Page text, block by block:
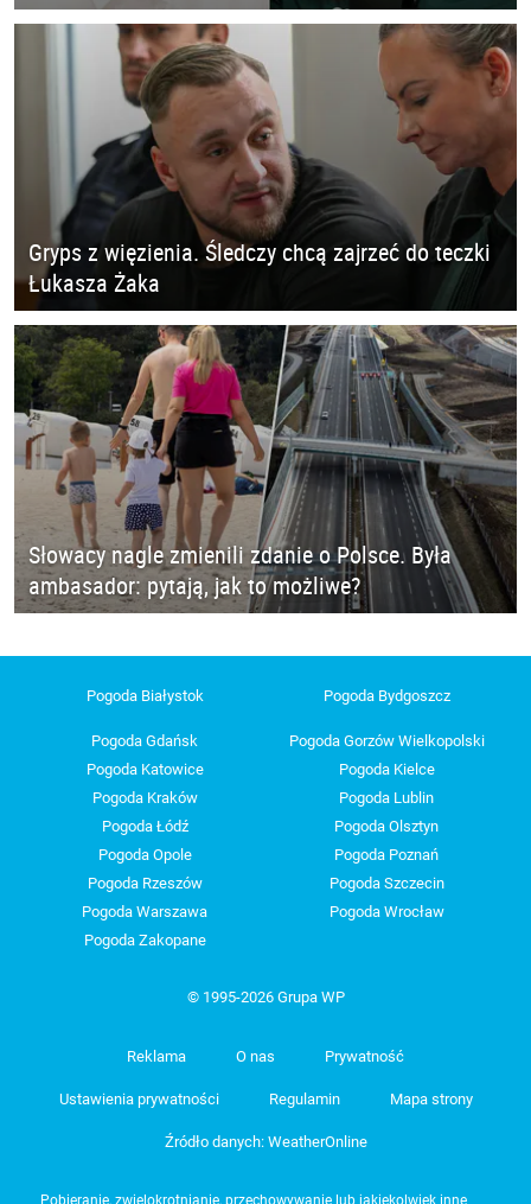
Gryps z więzienia. Śledczy chcą zajrzeć do teczki
Łukasza Żaka
Słowacy nagle zmienili zdanie o Polsce. Była
ambasador: pytają, jak to możliwe?
Pogoda Białystok Pogoda Bydgoszcz
Pogoda Gdańsk
Pogoda Gorzów Wielkopolski
Pogoda Katowice
Pogoda Kielce
Pogoda Kraków
Pogoda Lublin
Pogoda Łódź
Pogoda Olsztyn
Pogoda Opole
Pogoda Poznań
Pogoda Rzeszów
Pogoda Szczecin
Pogoda Warszawa
Pogoda Wrocław
Pogoda Zakopane
© 1995-2026 Grupa WP
Reklama O nas Prywatność
Ustawienia prywatności Regulamin Mapa strony
Źródło danych: WeatherOnline
Pobieranie, zwielokrotnianie, przechowywanie lub jakiekolwiek inne